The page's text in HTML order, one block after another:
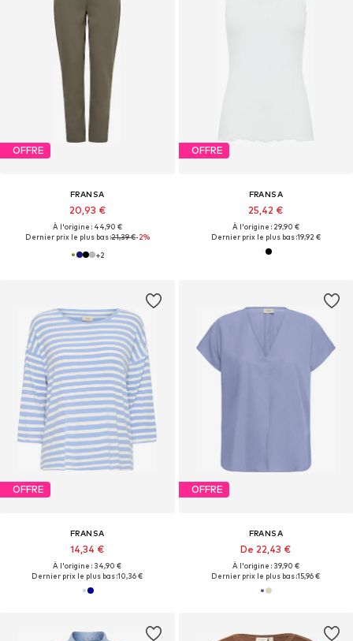
OFFRE
FRANSA
20,93 €
À l'origine : 44,90 €
Dernier prix le plus bas :21,39 €-2%
+2
OFFRE
FRANSA
25,42 €
À l'origine : 29,90 €
Dernier prix le plus bas :19,92 €
OFFRE
FRANSA
14,34 €
À l'origine : 34,90 €
Dernier prix le plus bas :10,36 €
OFFRE
FRANSA
De 22,43 €
À l'origine : 39,90 €
Dernier prix le plus bas :15,96 €